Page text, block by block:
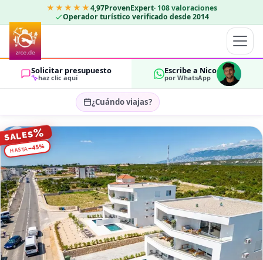
★★★★★4,97ProvenExpert· 108 valoraciones
Operador turístico verificado desde 2014
Solicitar presupuesto
haz clic aquí
Escribe a Nico
por WhatsApp
¿Cuándo viajas?
Seleccionar fechas…
HUÉSPEDES
OK
SALES%
HASTA−45%